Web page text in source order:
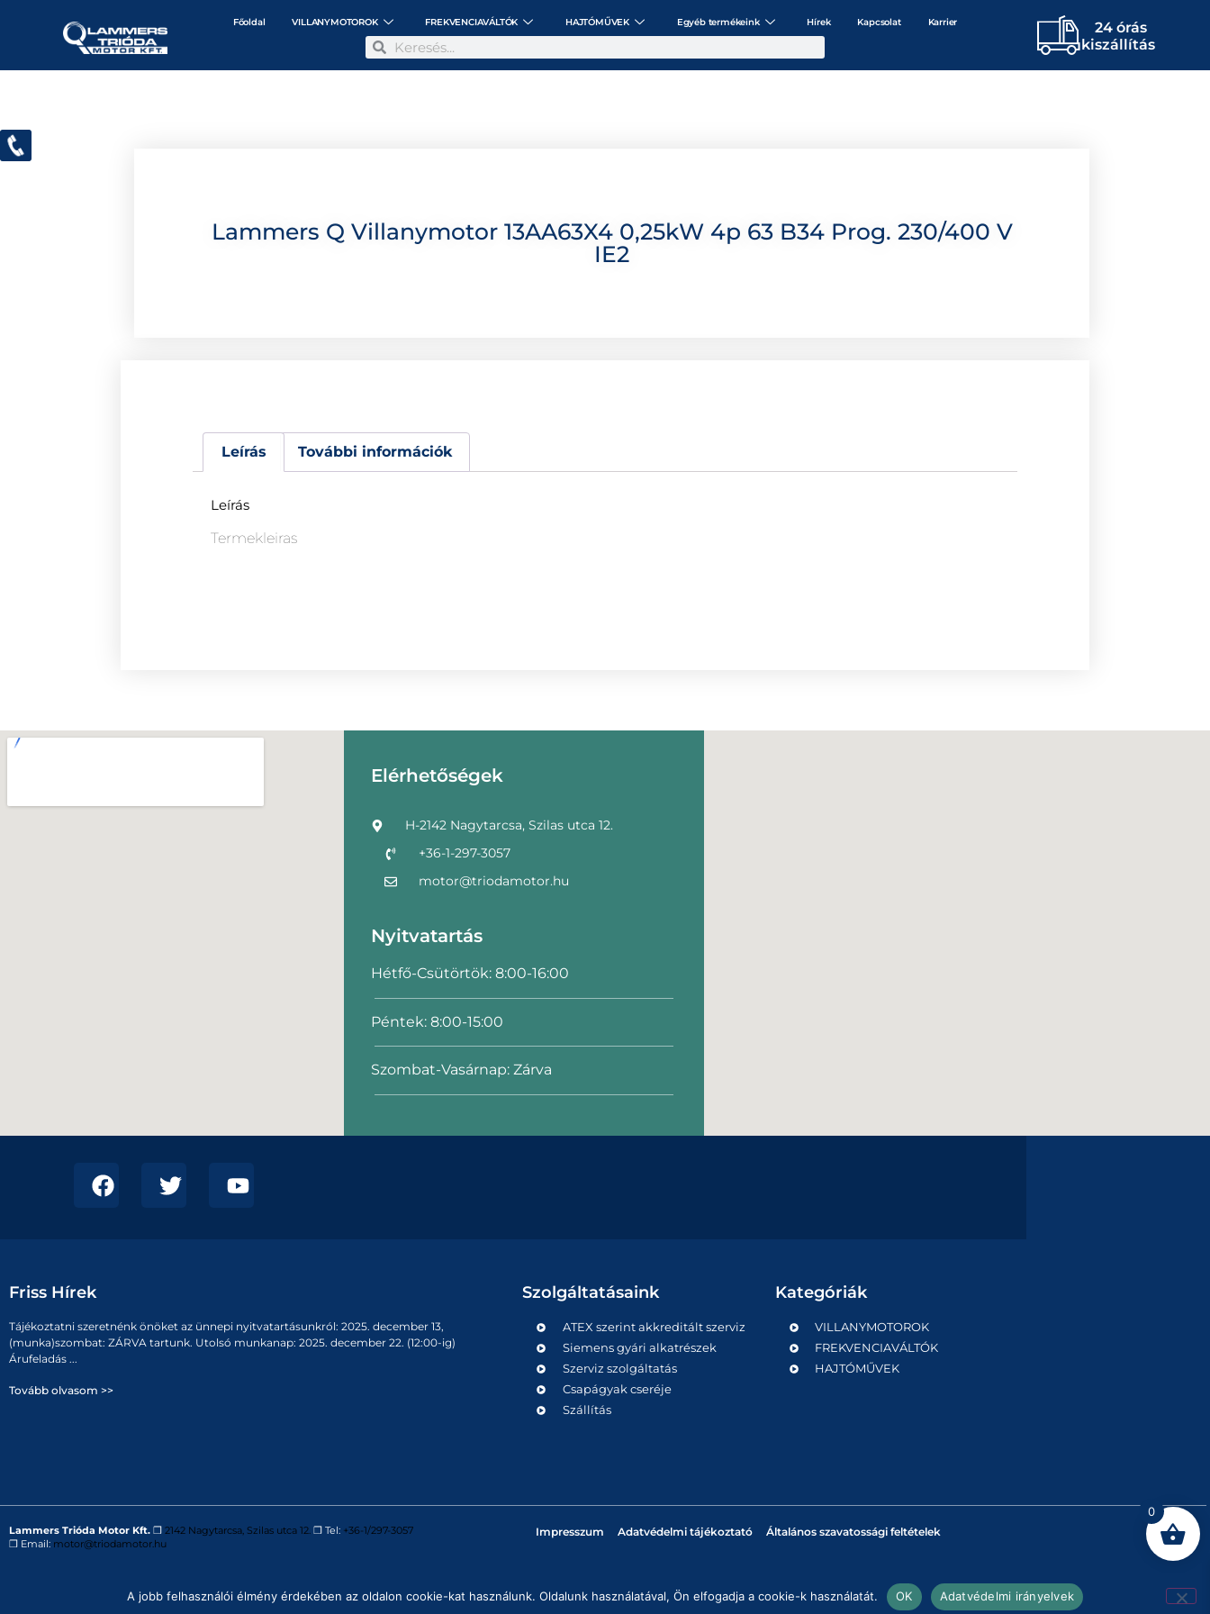
Főoldal VILLANYMOTOROK FREKVENCIAVÁLTÓK HAJTÓMŰVEK Egyéb termékeink Hírek Kapcsolat Karrier
24 órás
kiszállítás
Lammers Q Villanymotor 13AA63X4 0,25kW 4p 63 B34 Prog. 230/400 V
IE2
Leírás További információk
Leírás
Termekleiras
Elérhetőségek
H-2142 Nagytarcsa, Szilas utca 12.
+36-1-297-3057
motor@triodamotor.hu
Nyitvatartás
Hétfő-Csütörtök: 8:00-16:00
Péntek: 8:00-15:00
Szombat-Vasárnap: Zárva
Friss Hírek
Tájékoztatni szeretnénk önöket az ünnepi nyitvatartásunkról: 2025. december 13,
(munka)szombat: ZÁRVA tartunk. Utolsó munkanap: 2025. december 22. (12:00-ig)
Árufeladás ...
Tovább olvasom >>
Szolgáltatásaink
ATEX szerint akkreditált szerviz
Siemens gyári alkatrészek
Szerviz szolgáltatás
Csapágyak cseréje
Szállítás
Kategóriák
VILLANYMOTOROK
FREKVENCIAVÁLTÓK
HAJTÓMŰVEK
Lammers Trióda Motor Kft. ❒ 2142 Nagytarcsa, Szilas utca 12. ❒ Tel: +36-1/297-3057
❒ Email: motor@triodamotor.hu
Impresszum Adatvédelmi tájékoztató Általános szavatossági feltételek
0
A jobb felhasználói élmény érdekében az oldalon cookie-kat használunk. Oldalunk használatával, Ön elfogadja a cookie-k használatát. OK Adatvédelmi irányelvek